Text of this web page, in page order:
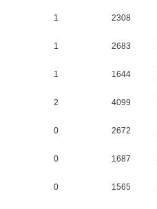
1 2308
1 2683
1 1644
2 4099
0 2672
0 1687
0 1565